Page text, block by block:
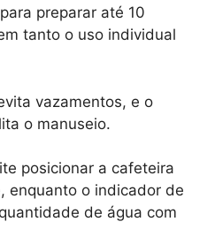
preparar até 10
tanto o uso individual
vazamentos, e o
o manuseio.
posicionar a cafeteira
enquanto o indicador de
de água com